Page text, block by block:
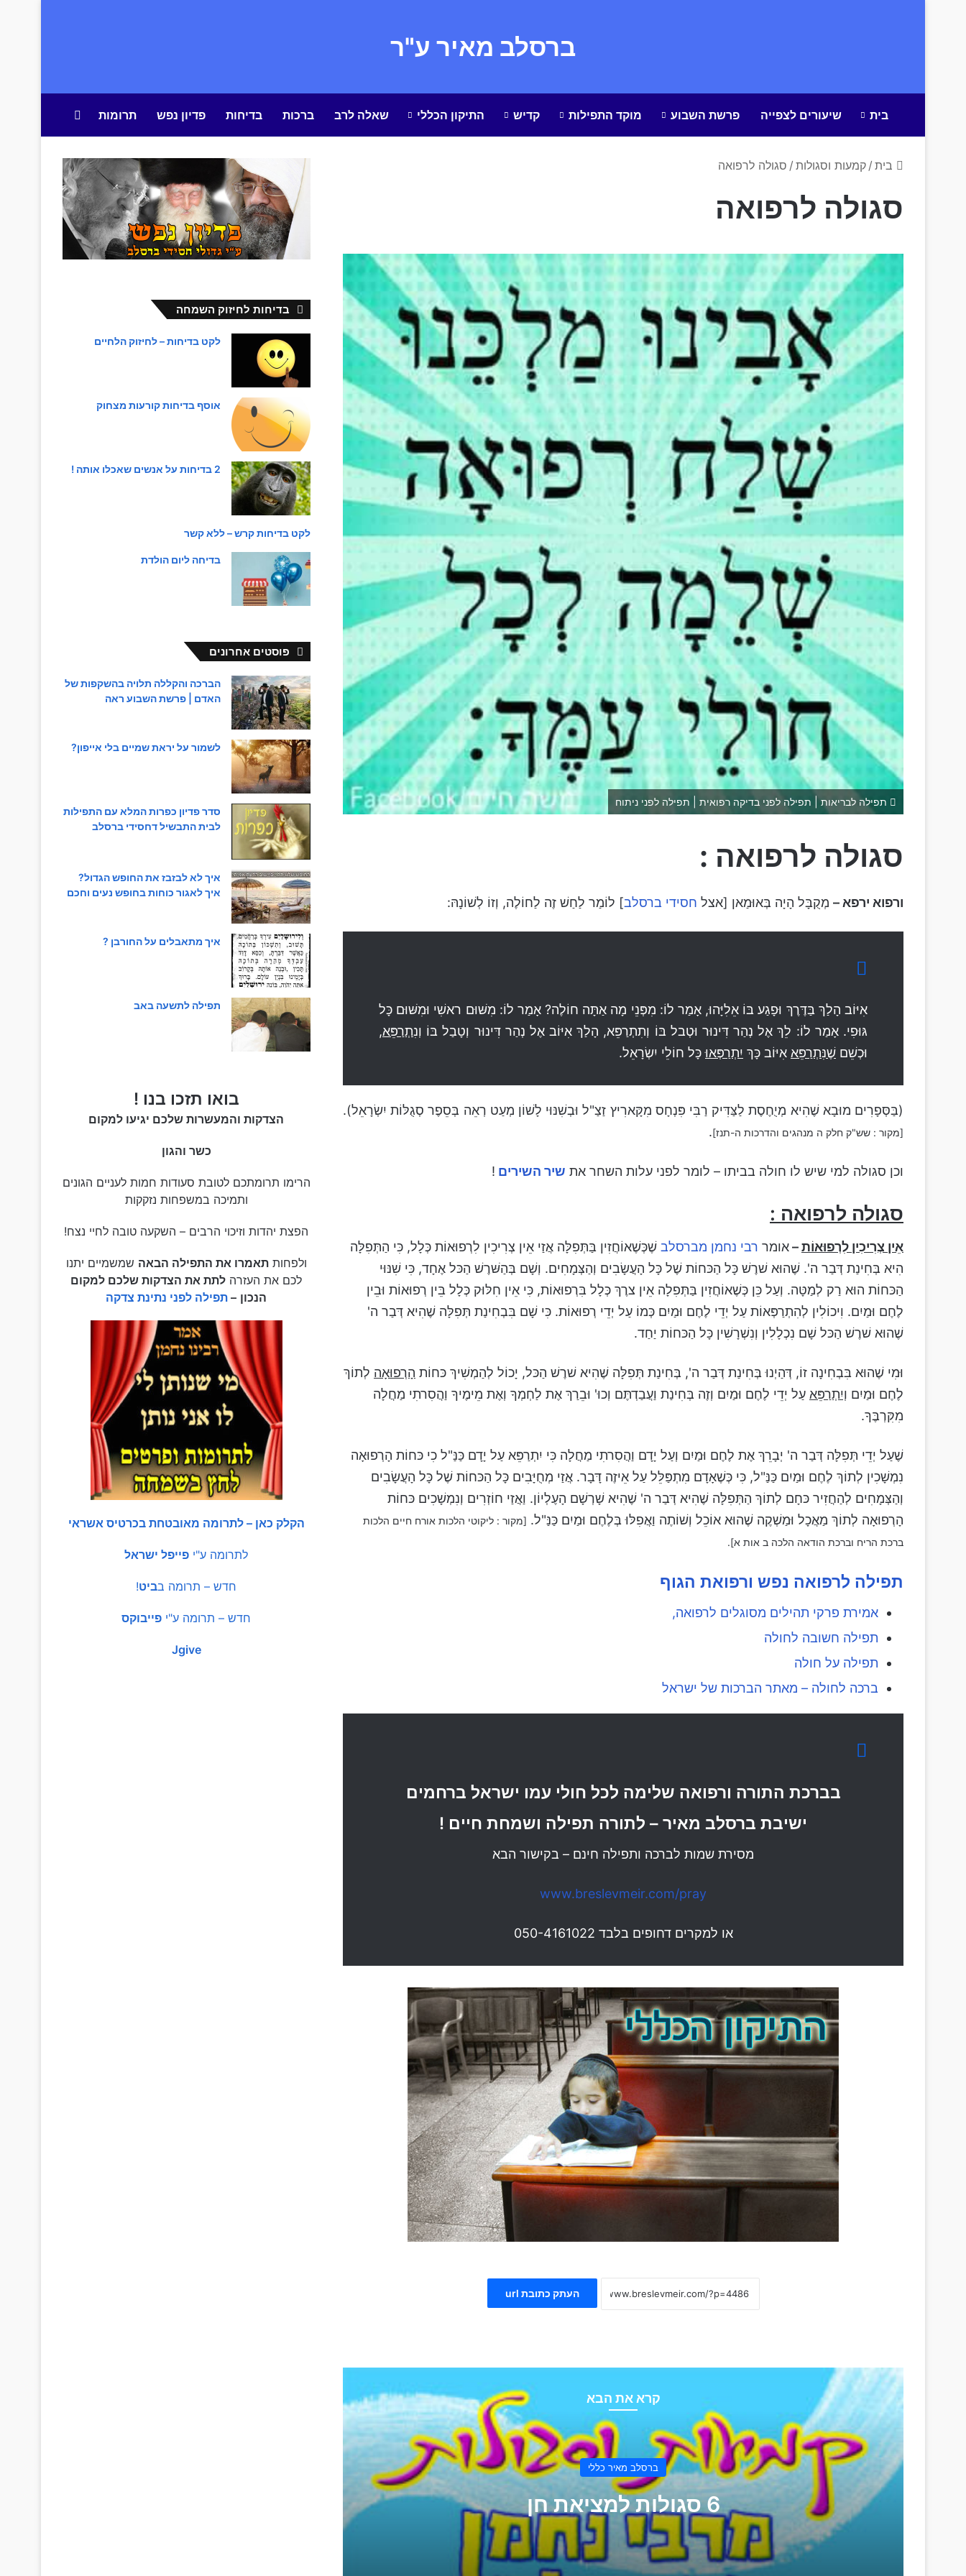
ברסלב מאיר ע"ר
בית שיעורים לצפייה פרשת השבוע מוקד התפילות קדיש התיקון הכללי שאלה לרב ברכות בדיחות פדיון נפש תרומות
בית / קמעות וסגולות / סגולה לרפואה
סגולה לרפואה
תפילה לבריאות | תפילה לפני בדיקה רפואית | תפילה לפני ניתוח
סגולה לרפואה :
ורפוא ירפא – מְקֻבָּל הָיָה בְּאוּמַאן [אצל חסידי ברסלב] לוֹמַר לַחַשׁ זֶה לַחוֹלֶה, וְזוֹ לְשׁוֹנָהּ:
אִיּוֹב הָלַךְ בַּדֶּרֶךְ וּפָגַע בּוֹ אֵלִיָּהוּ, אָמַר לוֹ: מִפְּנֵי מָה אַתָּה חוֹלֶה? אָמַר לוֹ: מִשּׁוּם ראשִׁי וּמִשּׁוּם כָּל
גּוּפִי. אָמַר לוֹ: לֵךְ אֶל נְהַר דִּינוּר וּטְבל בּוֹ וְתִתְרַפֵּא, הָלַךְ אִיּוֹב אֶל נְהַר דִּינוּר וְטָבַל בּוֹ וְנִתְרַפֵּא,
וּכְשֵׁם שֶׁנִּתְרַפֵּא אִיּוֹב כָּךְ יִתְרַפְּאוּכָּל חוֹלֵי יִשְׂרָאֵל.
(בַּסְּפָרִים מוּבָא שֶׁהִיא מְיֻחֶסֶת לַצַּדִּיק רַבִּי פִּנְחָס מִקָּארִיץ זַצַ"ל וּבְשִׁנּוּי לָשׁוֹן מְעַט רְאֵה בְּסֵפֶר סְגֻלּוֹת יִשְׂרָאֵל).
[מקור : שש"ק חלק ה מנהגים והדרכות ה-תנז].
וכן סגולה למי שיש לו חולה בביתו – לומר לפני עלות השחר את שיר השירים !
סגולה לרפואה :
אֵין צְרִיכִין לִרְפוּאוֹת–אומר רבי נחמן מברסלב שֶׁכְּשֶׁאוֹחֲזִין בַּתְּפִלָּה אֲזַי אֵין צְרִיכִין לִרְפוּאוֹת כְּלָל, כִּי הַתְּפִלָּה
הִיא בְּחִינַת דְּבַר ה'. שֶׁהוּא שׁרֶשׁ כָּל הַכּחוֹת שֶׁל כָּל הָעֲשָׂבִים וְהַצְּמָחִים. וְשָׁם בְּהַשּׁרֶשׁ הַכּל אֶחָד, כִּי שִׁנּוּי
הַכּחוֹת הוּא רַק לְמַטָּה. וְעַל כֵּן כְּשֶׁאוֹחֲזִין בַּתְּפִלָה אֵין צרֶךְ כְּלָל בִּרְפוּאוֹת, כִּי אֵין חִלּוּק כְּלָל בֵּין רְפוּאוֹת וּבֵין
לֶחֶם וּמַיִם. וִיכוֹלִין לְהִתְרַפְּאוֹת עַל יְדֵי לֶחֶם וּמַיִם כְּמוֹ עַל יְדֵי רְפוּאוֹת. כִּי שָׁם בִּבְחִינַת תְּפִלָּה שֶׁהִיא דְּבַר ה'
שֶׁהוּא שׁרֶשׁ הַכּל שָׁם נִכְלָלִין וְנִשְׁרָשִׁין כָּל הַכּחוֹת יַחַד.
וּמִי שֶׁהוּא בִּבְחִינָה זוֹ, דְּהַיְנוּ בְּחִינַת דְּבַר ה', בְּחִינַת תְּפִלָּה שֶׁהִיא שׁרֶשׁ הַכּל, יָכוֹל לְהַמְשִׁיךְ כּחוֹת הָרְפוּאָה לְתוֹךְ
לֶחֶם וּמַיִם וְיִתְרַפֵּא עַל יְדֵי לֶחֶם וּמַיִם וְזֶה בְּחִינַת וַעֲבַדְתֶּם וְכוּ' וּבֵרַךְ אֶת לַחְמְךָ וְאֶת מֵימֶיךָ וַהֲסִרתִי מַחֲלָה
מִקִּרְבֶּךָ.
שֶׁעַל יְדֵי תְּפִלָּה דְּבַר ה' יְבָרֵךְ אֶת לֶחֶם וּמַיִם וְעַל יָדָם וַהֲסִרתִי מַחֲלָה כִּי יִתְרַפֵּא עַל יָדָם כַּנַּ"ל כִי כּחוֹת הָרְפוּאָה
נִמְשָׁכִין לְתוֹךְ לֶחֶם וּמַיִם כַּנַּ"ל, כִּי כְּשֶׁאָדָם מִתְפַּלֵּל עַל אֵיזֶה דָּבָר. אֲזַי מְחֻיָּבִים כָּל הַכּחוֹת שֶׁל כָּל הָעֲשָׂבִים
וְהַצְּמָחִים לְהַחֲזִיר כּחָם לְתוֹךְ הַתְּפִלָּה שֶׁהִיא דְּבַר ה' שֶׁהִיא שָׁרְשָׁם הָעֶלְיוֹן. וַאֲזַי חוֹזְרִים וְנִמְשָׁכִים כּחוֹת
הָרְפוּאָה לְתוֹךְ מַאֲכָל וּמַשְׁקֶה שֶׁהוּא אוֹכֵל וְשׁוֹתֶה וַאֲפִלּוּ בְּלֶחֶם וּמַיִם כַּנַּ"ל. [מקור : ליקוטי הלכות אורח חיים הלכות
ברכת הריח וברכת הודאה הלכה ב אות א].
תפילה לרפואה נפש ורפואת הגוף
אמירת פרקי תהילים מסוגלים לרפואה,
תפילה חשובה לחולה
תפילה על חולה
ברכה לחולה – מאתר הברכות של ישראל
בברכת התורה ורפואה שלימה לכל חולי עמו ישראל ברחמים
ישיבת ברסלב מאיר – לתורה תפילה ושמחת חיים !
מסירת שמות לברכה ותפילה חינם – בקישור הבא
www.breslevmeir.com/pray
או למקרים דחופים בלבד 050-4161022
העתק כתובת url
קרא את הבא
ברסלב מאיר כללי
6 סגולות למציאת חן
בדיחות לחיזוק השמחה
לקט בדיחות – לחיזוק הלחיים
אוסף בדיחות קורעות מצחוק
2 בדיחות על אנשים שאכלו אותה !
לקט בדיחות קרש – ללא קשר
בדיחה ליום הולדת
פוסטים אחרונים
הברכה והקללה תלויה בהשקפות של
האדם | פרשת השבוע ראה
לשמור על יראת שמיים בלי אייפון?
סדר פדיון כפרות המלא עם התפילות
לבית התבשיל דחסידי ברסלב
איך לא לבזבז את החופש הגדול?
איך לאגור כוחות בחופש נעים וחכם
איך מתאבלים על החורבן ?
תפילה לתשעה באב
בואו תזכו בנו !
הצדקות והמעשרות שלכם יגיעו למקום
כשר והגון
הרימו תרומתכם לטובת סעודות חמות לעניים הגונים
ותמיכה במשפחות נזקקות
הפצת יהדות וזיכוי הרבים – השקעה טובה לחיי נצח!
ולפחותתאמרו את התפילה הבאה שמשמיים יתנו
לכם את העזרה לתת את הצדקות שלכם למקום
הנכון – תפילה לפני נתינת צדקה
הקלק כאן – לתרומה מאובטחת בכרטיס אשראי
לתרומה ע"י פייפל ישראל
חדש – תרומה בביט!
חדש – תרומה ע"י פייבוקס
Jgive